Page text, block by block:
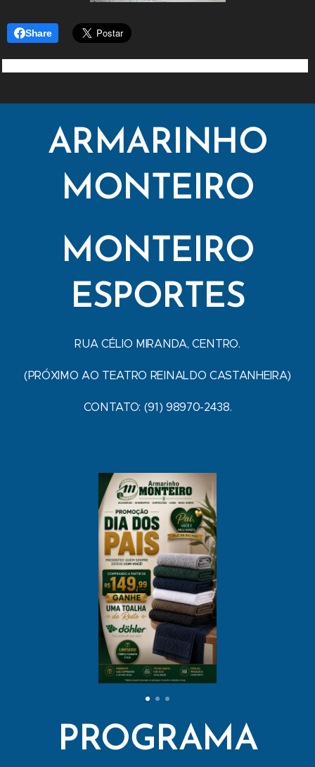
Share
ARMARINHO
MONTEIRO
MONTEIRO
ESPORTES
RUA CÉLIO MIRANDA, CENTRO.
(PRÓXIMO AO TEATRO REINALDO CASTANHEIRA)
CONTATO: (91) 98970-2438.
PROGRAMA